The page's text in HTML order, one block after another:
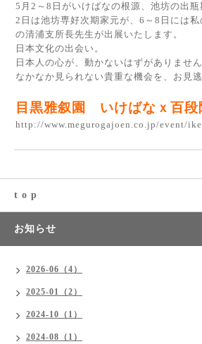
5月2～8日がいけばなの根源、池坊の出瓶
2日は池坊専好次期家元が、6～8日には
の清浦支所長先生が出展いたします。
日本文化の出会い。
日本人の心が、動かないはずがありません
なかなか見られない貴重な機会を、お見逃
目黒雅叙園 いけばなｘ百段
http://www.megurogajoen.co.jp/event/
t o p
お知らせ
2026-06（4）
2025-01（2）
2024-10（1）
2024-08（1）